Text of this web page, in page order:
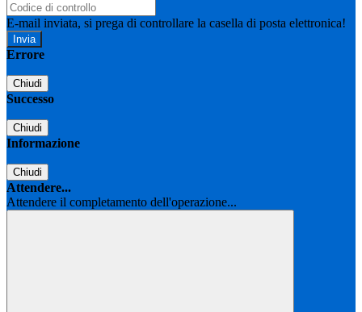
E-mail inviata, si prega di controllare la casella di posta elettronica!
Errore
Chiudi
Successo
Chiudi
Informazione
Chiudi
Attendere...
Attendere il completamento dell'operazione...